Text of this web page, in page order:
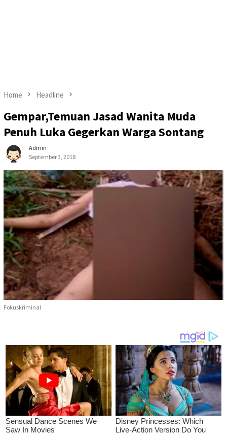
Home Headline
Gempar,Temuan Jasad Wanita Muda
Penuh Luka Gegerkan Warga Sontang ‎
Admin
September 3, 2018
Fokuskriminal